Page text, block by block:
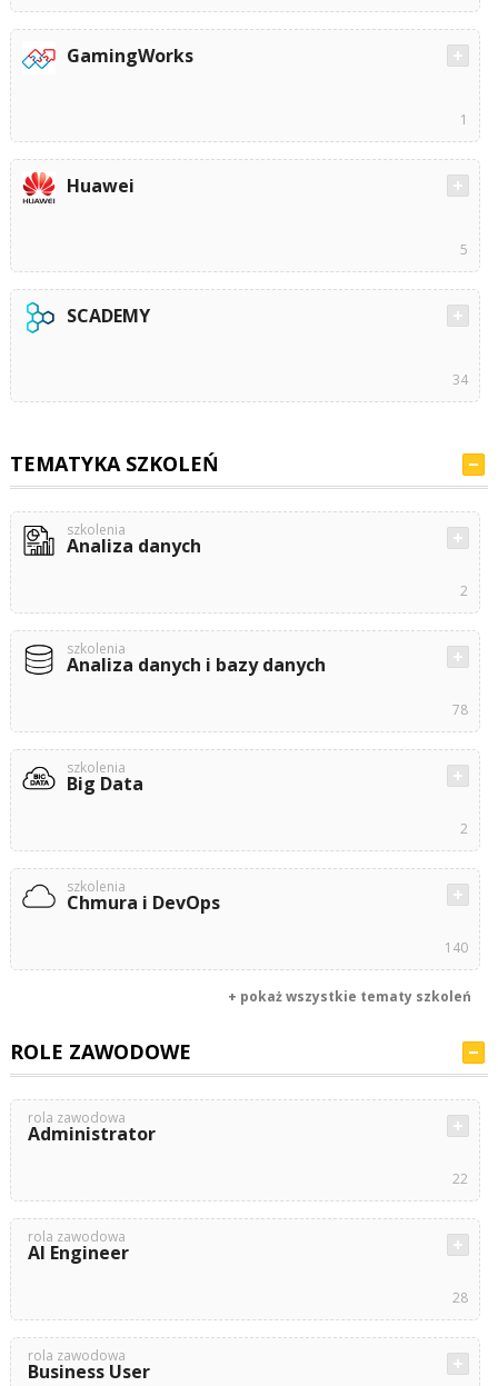
GamingWorks
1
Huawei
5
SCADEMY
34
TEMATYKA SZKOLEŃ
szkolenia
Analiza danych
2
szkolenia
Analiza danych i bazy danych
78
szkolenia
Big Data
2
szkolenia
Chmura i DevOps
140
+ pokaż wszystkie tematy szkoleń
ROLE ZAWODOWE
rola zawodowa
Administrator
22
rola zawodowa
AI Engineer
28
rola zawodowa
Business User